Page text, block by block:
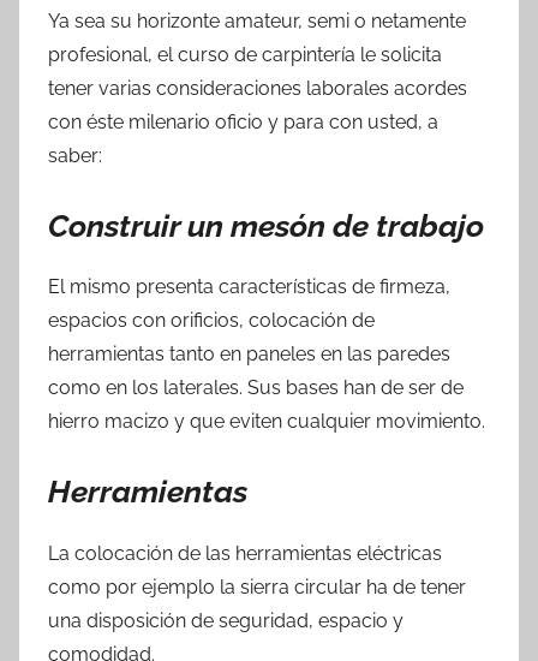
Ya sea su horizonte amateur, semi o netamente
profesional, el curso de carpintería le solicita
tener varias consideraciones laborales acordes
con éste milenario oficio y para con usted, a
saber:
Construir un mesón de trabajo
El mismo presenta características de firmeza,
espacios con orificios, colocación de
herramientas tanto en paneles en las paredes
como en los laterales. Sus bases han de ser de
hierro macizo y que eviten cualquier movimiento.
Herramientas
La colocación de las herramientas eléctricas
como por ejemplo la sierra circular ha de tener
una disposición de seguridad, espacio y
comodidad.